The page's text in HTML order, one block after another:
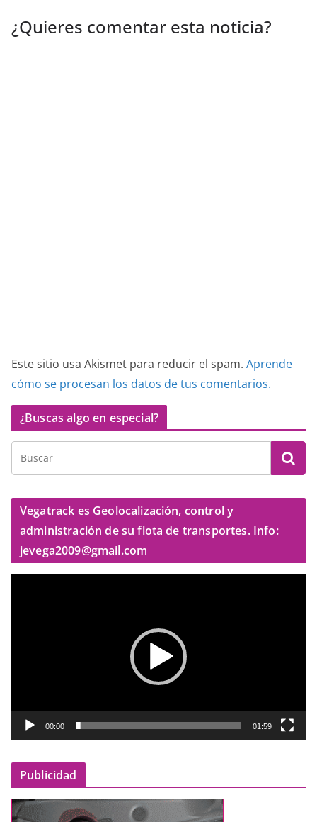
¿Quieres comentar esta noticia?
Este sitio usa Akismet para reducir el spam. Aprende
cómo se procesan los datos de tus comentarios.
¿Buscas algo en especial?
Vegatrack es Geolocalización, control y
administración de su flota de transportes. Info:
jevega2009@gmail.com
o
r
v
00:00 01:59
Publicidad